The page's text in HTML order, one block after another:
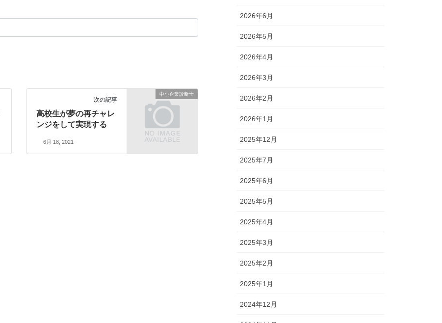
中小企業診断士
次の記事
高校生が夢の再チャレ
ンジをして実現する
6月 18, 2021
2026年6月
2026年5月
2026年4月
2026年3月
2026年2月
2026年1月
2025年12月
2025年7月
2025年6月
2025年5月
2025年4月
2025年3月
2025年2月
2025年1月
2024年12月